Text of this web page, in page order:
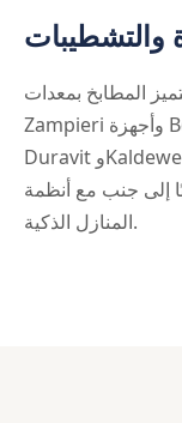
والتشطيبات
المطابخ بمعدات
Zampieri وأجهزة Bosch. في الحمامات، توجد منتجات من
Duravit وKaldewei. نظام التدفئة تحت الأرض وتكييف الهواء
إلى جنب مع أنظمة
المنازل الذكية.